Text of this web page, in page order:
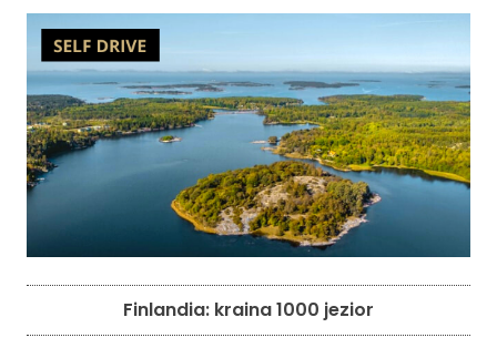
Finlandia: kraina 1000 jezior